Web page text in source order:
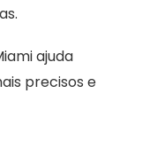
ajuda
precisos e